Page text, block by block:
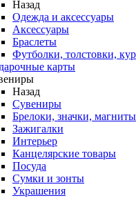
Назад
Одежда и аксессуары
Аксессуары
Браслеты
Футболки, толстовки,
карты
Назад
Сувениры
Брелоки, значки, магниты
Зажигалки
Интерьер
Канцелярские товары
Посуда
Сумки и зонты
Украшения